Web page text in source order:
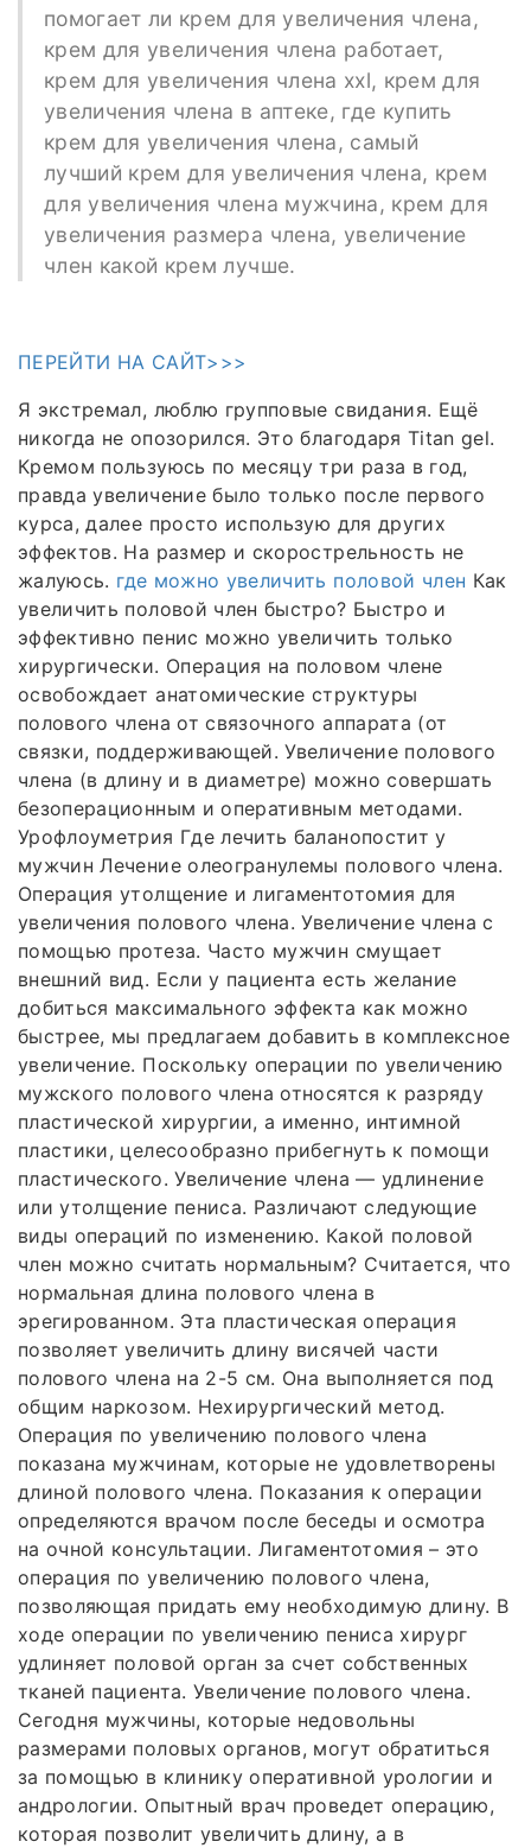
помогает ли крем для увеличения члена,
крем для увеличения члена работает,
крем для увеличения члена xxl, крем для
увеличения члена в аптеке, где купить
крем для увеличения члена, самый
лучший крем для увеличения члена, крем
для увеличения члена мужчина, крем для
увеличения размера члена, увеличение
член какой крем лучше.
ПЕРЕЙТИ НА САЙТ>>>
Я экстремал, люблю групповые свидания. Ещё
никогда не опозорился. Это благодаря Titan gel.
Кремом пользуюсь по месяцу три раза в год,
правда увеличение было только после первого
курса, далее просто использую для других
эффектов. На размер и скорострельность не
жалуюсь. где можно увеличить половой член Как
увеличить половой член быстро? Быстро и
эффективно пенис можно увеличить только
хирургически. Операция на половом члене
освобождает анатомические структуры
полового члена от связочного аппарата (от
связки, поддерживающей. Увеличение полового
члена (в длину и в диаметре) можно совершать
безоперационным и оперативным методами.
Урофлоуметрия Где лечить баланопостит у
мужчин Лечение олеогранулемы полового члена.
Операция утолщение и лигаментотомия для
увеличения полового члена. Увеличение члена с
помощью протеза. Часто мужчин смущает
внешний вид. Если у пациента есть желание
добиться максимального эффекта как можно
быстрее, мы предлагаем добавить в комплексное
увеличение. Поскольку операции по увеличению
мужского полового члена относятся к разряду
пластической хирургии, а именно, интимной
пластики, целесообразно прибегнуть к помощи
пластического. Увеличение члена — удлинение
или утолщение пениса. Различают следующие
виды операций по изменению. Какой половой
член можно считать нормальным? Считается, что
нормальная длина полового члена в
эрегированном. Эта пластическая операция
позволяет увеличить длину висячей части
полового члена на 2-5 см. Она выполняется под
общим наркозом. Нехирургический метод.
Операция по увеличению полового члена
показана мужчинам, которые не удовлетворены
длиной полового члена. Показания к операции
определяются врачом после беседы и осмотра
на очной консультации. Лигаментотомия – это
операция по увеличению полового члена,
позволяющая придать ему необходимую длину. В
ходе операции по увеличению пениса хирург
удлиняет половой орган за счет собственных
тканей пациента. Увеличение полового члена.
Сегодня мужчины, которые недовольны
размерами половых органов, могут обратиться
за помощью в клинику оперативной урологии и
андрологии. Опытный врач проведет операцию,
которая позволит увеличить длину, а в